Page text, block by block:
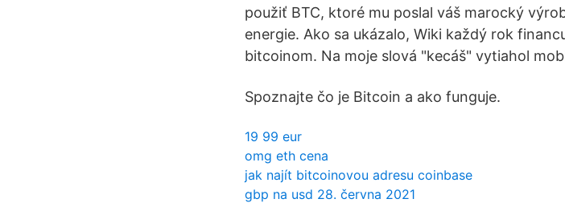
použiť BTC, ktoré mu poslal váš marocký
energie. Ako sa ukázalo, Wiki každý rok
bitcoinom. Na moje slová "kecáš" vytiahol
Spoznajte čo je Bitcoin a ako funguje.
19 99 eur
omg eth cena
jak najít bitcoinovou adresu coinbase
gbp na usd 28. června 2021